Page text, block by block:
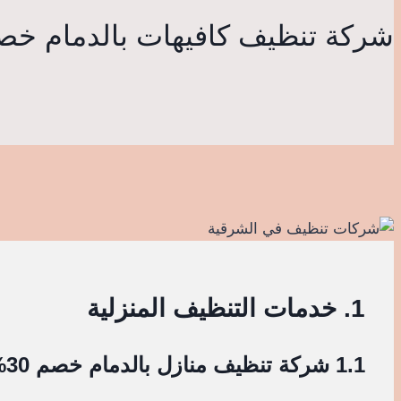
شركة تنظيف كافيهات بالدمام خصم
1. خدمات التنظيف المنزلية
1.1 شركة تنظيف منازل بالدمام خصم 30%